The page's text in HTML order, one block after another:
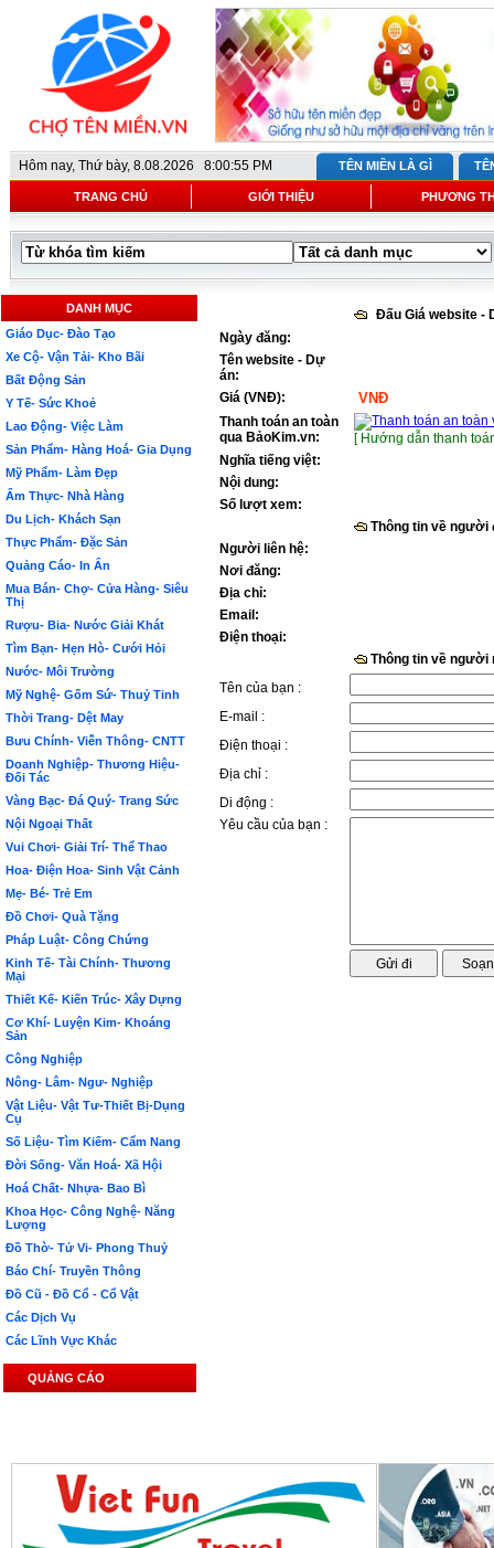
Hôm nay, Thứ bày, 8.08.2026 8:00:55 PM TÊN MIỀN LÀ GÌ
TRANG CHỦ GIỚI THIỆU PHƯƠNG
DANH MỤC
Giáo Dục- Đào Tạo
Xe Cộ- Vận Tải- Kho Bãi
Bất Động Sản
Y Tế- Sức Khoẻ
Lao Động- Việc Làm
Sản Phẩm- Hàng Hoá- Gia Dụng
Mỹ Phẩm- Làm Đẹp
Ẩm Thực- Nhà Hàng
Du Lịch- Khách Sạn
Thực Phẩm- Đặc Sản
Quảng Cáo- In Ấn
Mua Bán- Chợ- Cửa Hàng- Siêu
Thị
Rượu- Bia- Nước Giải Khát
Tìm Bạn- Hẹn Hò- Cưới Hỏi
Nước- Môi Trường
Mỹ Nghệ- Gốm Sứ- Thuỷ Tinh
Thời Trang- Dệt May
Bưu Chính- Viễn Thông- CNTT
Doanh Nghiệp- Thương Hiệu-
Đối Tác
Vàng Bạc- Đá Quý- Trang Sức
Nội Ngoại Thất
Vui Chơi- Giải Trí- Thể Thao
Hoa- Điện Hoa- Sinh Vật Cảnh
Mẹ- Bé- Trẻ Em
Đồ Chơi- Quà Tặng
Pháp Luật- Công Chứng
Kinh Tế- Tài Chính- Thương
Mại
Thiết Kế- Kiến Trúc- Xây Dựng
Cơ Khí- Luyện Kim- Khoáng
Sản
Công Nghiệp
Nông- Lâm- Ngư- Nghiệp
Vật Liệu- Vật Tư-Thiết Bị-Dụng
Cụ
Số Liệu- Tìm Kiếm- Cẩm Nang
Đời Sống- Văn Hoá- Xã Hội
Hoá Chất- Nhựa- Bao Bì
Khoa Học- Công Nghệ- Năng
Lượng
Đồ Thờ- Tử Vi- Phong Thuỷ
Báo Chí- Truyền Thông
Đồ Cũ - Đồ Cổ - Cổ Vật
Các Dịch Vụ
Các Lĩnh Vực Khác
QUẢNG CÁO
Đấu Giá website -
Ngày đăng:
Tên website - Dự
án:
Giá (VNĐ):
VNĐ
Thanh toán an toàn
qua BảoKim.vn:
[ Hướng dẫn thanh
Nghĩa tiếng việt:
Nội dung:
Số lượt xem:
Thông tin về người
Người liên hệ:
Nơi đăng:
Địa chỉ:
Email:
Điện thoại:
Thông tin về người
Tên của bạn :
E-mail :
Điện thoại :
Địa chỉ :
Di động :
Yêu cầu của bạn :